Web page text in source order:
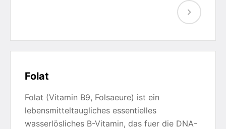
Folat
Folat (Vitamin B9, Folsaeure) ist ein
lebensmitteltaugliches essentielles
wasserlösliches B-Vitamin, das fuer die DNA-